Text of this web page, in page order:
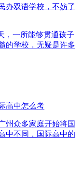
办双语学校，不妨了
，一所能够贯通孩子
的学校，无疑是许多
高中怎么考
州众多家庭开始将国
中不同，国际高中的